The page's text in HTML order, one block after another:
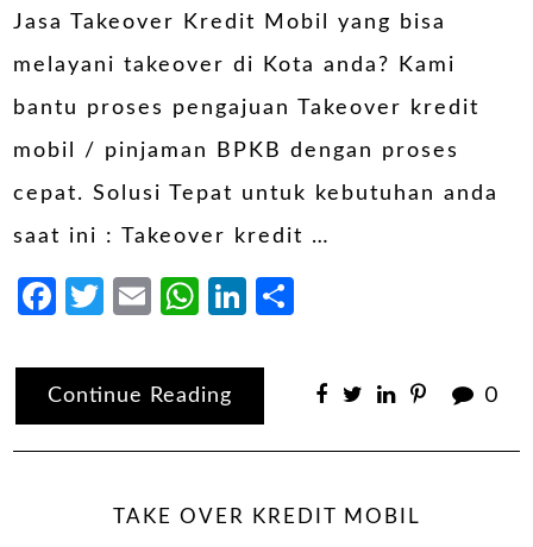
Jasa Takeover Kredit Mobil yang bisa
melayani takeover di Kota anda? Kami
bantu proses pengajuan Takeover kredit
mobil / pinjaman BPKB dengan proses
cepat. Solusi Tepat untuk kebutuhan anda
saat ini : Takeover kredit …
Facebook
Twitter
EmailWhatsApp
LinkedIn
Continue Reading 0
TAKE OVER KREDIT MOBIL